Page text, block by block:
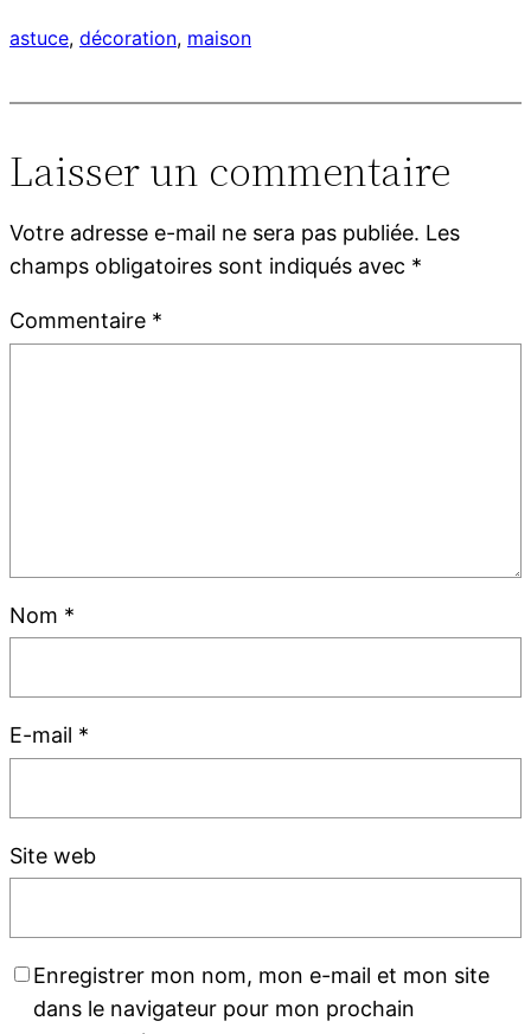
astuce, décoration, maison
Laisser un commentaire
Votre adresse e-mail ne sera pas publiée. Les
champs obligatoires sont indiqués avec *
Commentaire *
Nom *
E-mail *
Site web
Enregistrer mon nom, mon e-mail et mon site
dans le navigateur pour mon prochain